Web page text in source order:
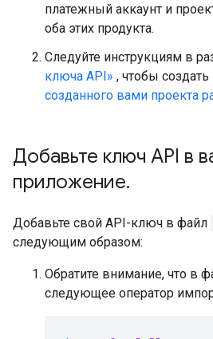
платежный аккаунт и
оба этих продукта.
Следуйте инструкциям в
ключа API» , чтобы
созданного вами проекта
Добавьте ключ API в
приложение.
Добавьте свой API-ключ в файл
следующим образом:
Обратите внимание, что в
следующее оператор